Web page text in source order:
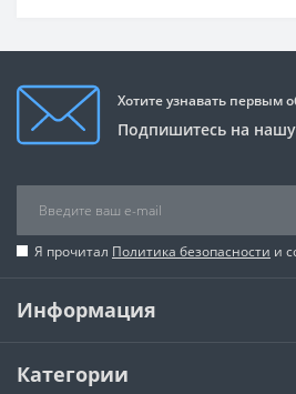
Хотите узнавать первым
Подпишитесь на
Я прочитал Политика безопасности и
Информация
Категории